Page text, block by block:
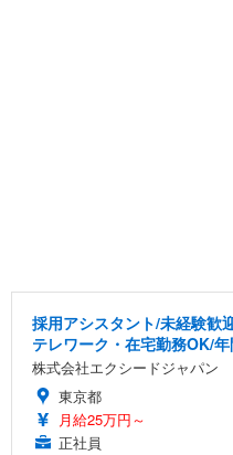
採用アシスタント/未経験歓
テレワーク・在宅勤務OK/
株式会社エクシードジャパン
東京都
月給25万円～
正社員